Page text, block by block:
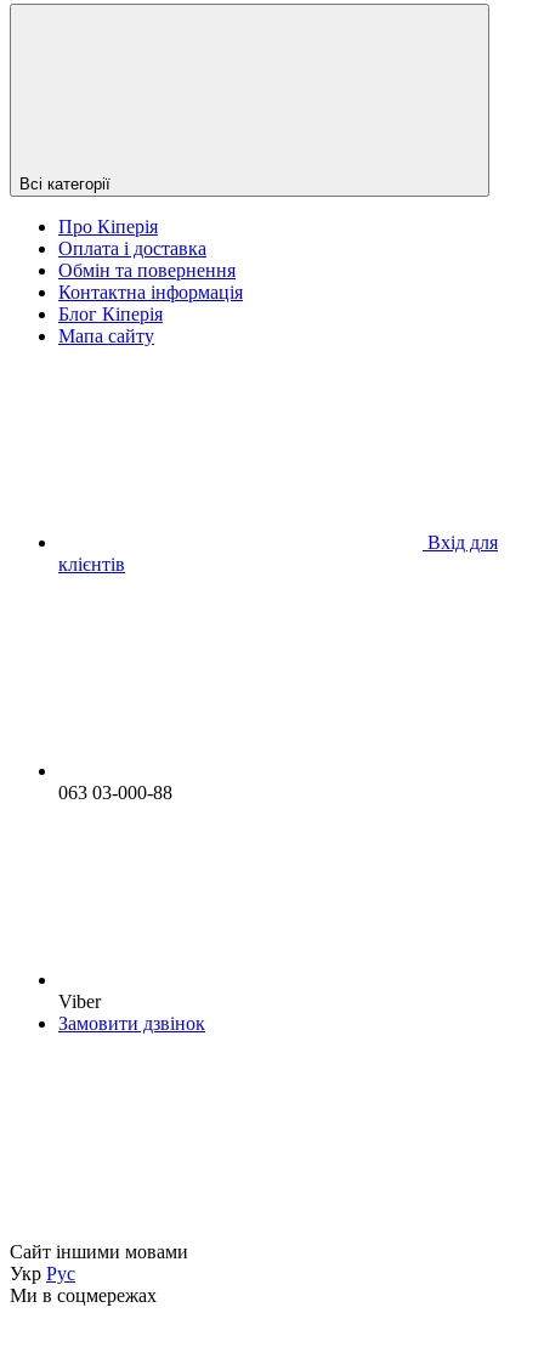
Всі категорії
Про Кіперія
Оплата і доставка
Обмін та повернення
Контактна інформація
Блог Кіперія
Мапа сайту
Вхід для
клієнтів
063 03-000-88
Viber
Замовити дзвінок
Сайт іншими мовами
Укр Рус
Ми в соцмережах